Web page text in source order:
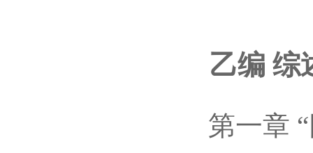
乙编 综
第一章 “